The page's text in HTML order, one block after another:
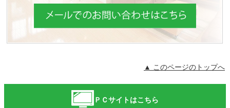
▲ このページのトップへ
ＰＣサイトはこちら